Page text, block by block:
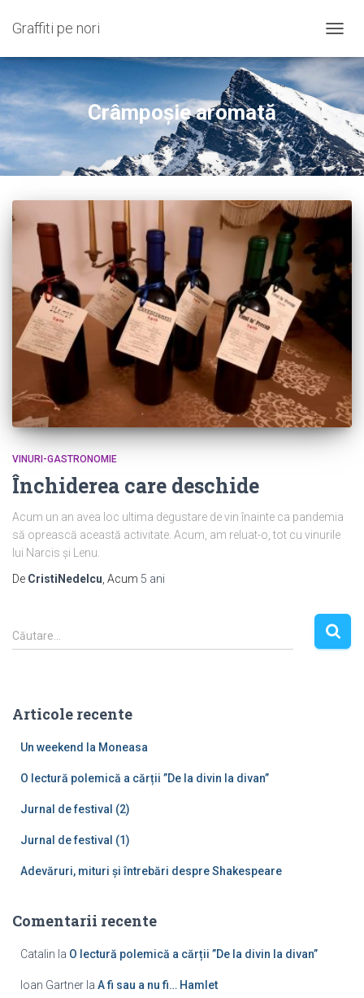
Graffiti pe nori
Crâmpoșie aromată
VINURI-GASTRONOMIE
Închiderea care deschide
Acum un an avea loc ultima degustare de vin înainte ca pandemia
să oprească această activitate. Acum, am reluat-o, tot cu vinurile
lui Narcis și Lenu.
De CristiNedelcu , Acum 5 ani
C
a
d
Căutare…
Articole recente
Un weekend la Moneasa
O lectură polemică a cărții ”De la divin la divan”
Jurnal de festival (2)
Jurnal de festival (1)
Adevăruri, mituri și întrebări despre Shakespeare
Comentarii recente
Catalin la O lectură polemică a cărții ”De la divin la divan”
Ioan Gartner la A fi sau a nu fi… Hamlet